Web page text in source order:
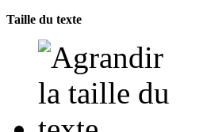
Taille du texte